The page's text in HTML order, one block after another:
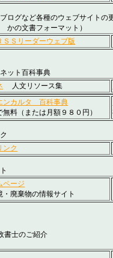
ブログなど各種のウェブサイト
書フォーマット）
Ｓリーダーウェブ版
ット百科事典
人文リソース集
ンカルタ 百科事典
無料（または月額９８０円）
ンク
ページ
・廃棄物の情報サイト
書士のご紹介